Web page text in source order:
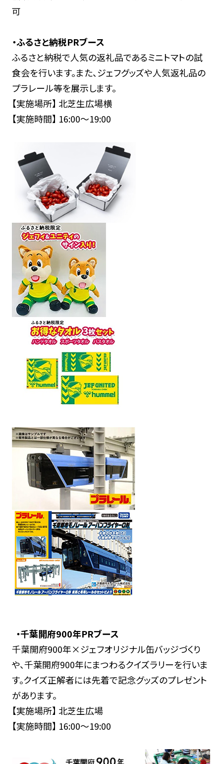
可
・ふるさと納税PRブース
ふるさと納税で人気の返礼品であるミニトマトの試
食会を行います。また、ジェフグッズや人気返礼品の
プラレール等を展示します。
【実施場所】 北芝生広場横
【実施時間】 16:00～19:00
・千葉開府900年PRブース
千葉開府900年×ジェフオリジナル缶バッジづくり
や、千葉開府900年にまつわるクイズラリーを行いま
す。クイズ正解者には先着で記念グッズのプレゼント
があります。
【実施場所】 北芝生広場
【実施時間】 16:00～19:00